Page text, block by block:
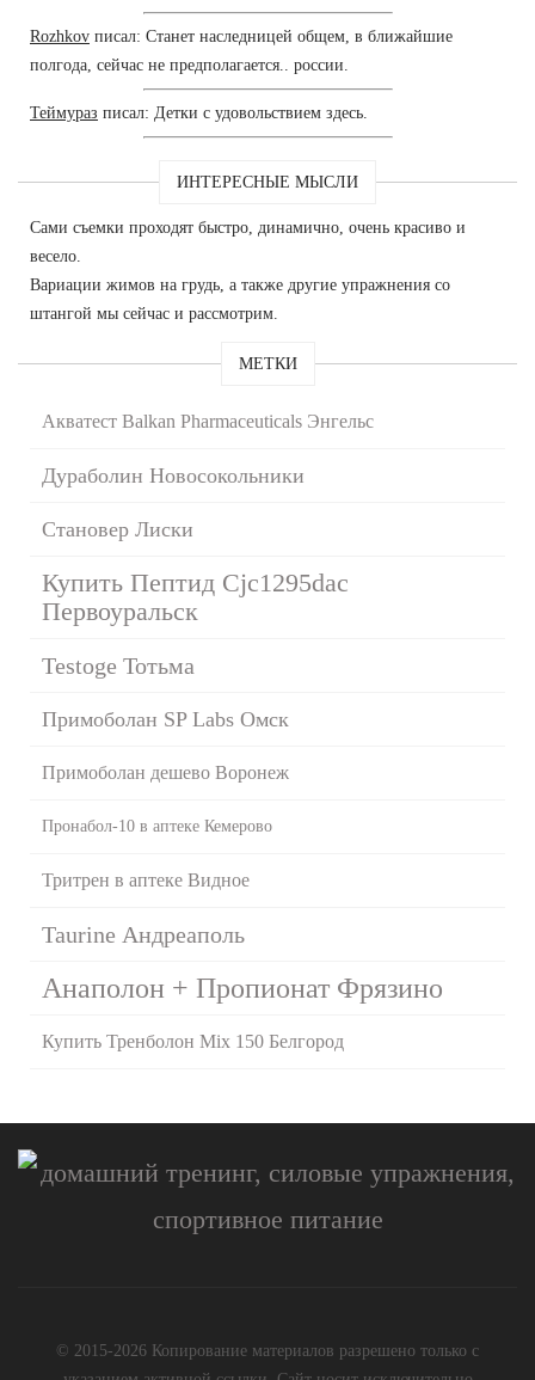
Rozhkov писал: Станет наследницей общем, в ближайшие
полгода, сейчас не предполагается.. россии.
Теймураз писал: Детки с удовольствием здесь.
ИНТЕРЕСНЫЕ МЫСЛИ
Сами съемки проходят быстро, динамично, очень красиво и
весело.
Вариации жимов на грудь, а также другие упражнения со
штангой мы сейчас и рассмотрим.
МЕТКИ
Акватест Balkan Pharmaceuticals Энгельс
Дураболин Новосокольники
Становер Лиски
Купить Пептид Cjc1295dac
Первоуральск
Testoge Тотьма
Примоболан SP Labs Омск
Примоболан дешево Воронеж
Пронабол-10 в аптеке Кемерово
Тритрен в аптеке Видное
Taurine Андреаполь
Анаполон + Пропионат Фрязино
Купить Тренболон Mix 150 Белгород
© 2015-2026 Копирование материалов разрешено только с